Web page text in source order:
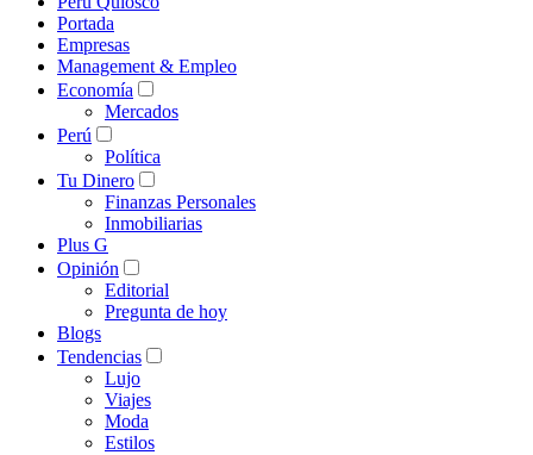
Portada
Empresas
Management & Empleo
Economía
Mercados
Perú
Política
Tu Dinero
Finanzas Personales
Inmobiliarias
Plus G
Opinión
Editorial
Pregunta de hoy
Blogs
Tendencias
Lujo
Viajes
Moda
Estilos